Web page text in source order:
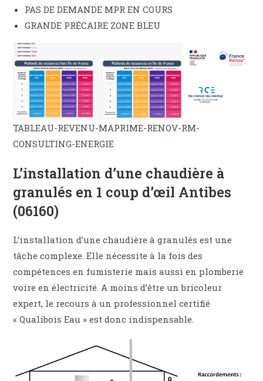
PAS DE DEMANDE MPR EN COURS
GRANDE PRÉCAIRE ZONE BLEU
TABLEAU-REVENU-MAPRIME-RENOV-RM-
CONSULTING-ENERGIE
L’installation d’une chaudière à
granulés en 1 coup d’œil Antibes
(06160)
L’installation d’une chaudière à granulés est une
tâche complexe. Elle nécessite à la fois des
compétences en fumisterie mais aussi en plomberie
voire en électricité. A moins d’être un bricoleur
expert, le recours à un professionnel certifié
« Qualibois Eau » est donc indispensable.